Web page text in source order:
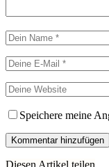
Speichere meine
Diesen Artikel teilen